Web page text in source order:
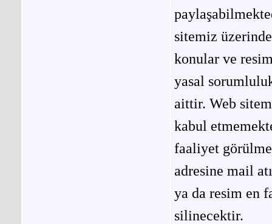
sitemiz
konular ve
yasal
aittir. Web
kabul
faaliyet
adresine mail
ya da resim en
silinecektir.